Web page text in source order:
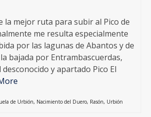
la mejor ruta para subir al Pico de
me resulta especialmente
por las lagunas de Abantos y de
bajada por Entrambascuerdas,
y apartado Pico El
de Urbión, Nacimiento del Duero, Rasón, Urbión